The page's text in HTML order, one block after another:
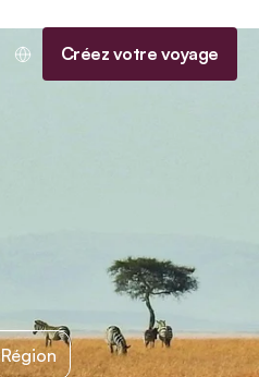
Créez votre voyage
Région